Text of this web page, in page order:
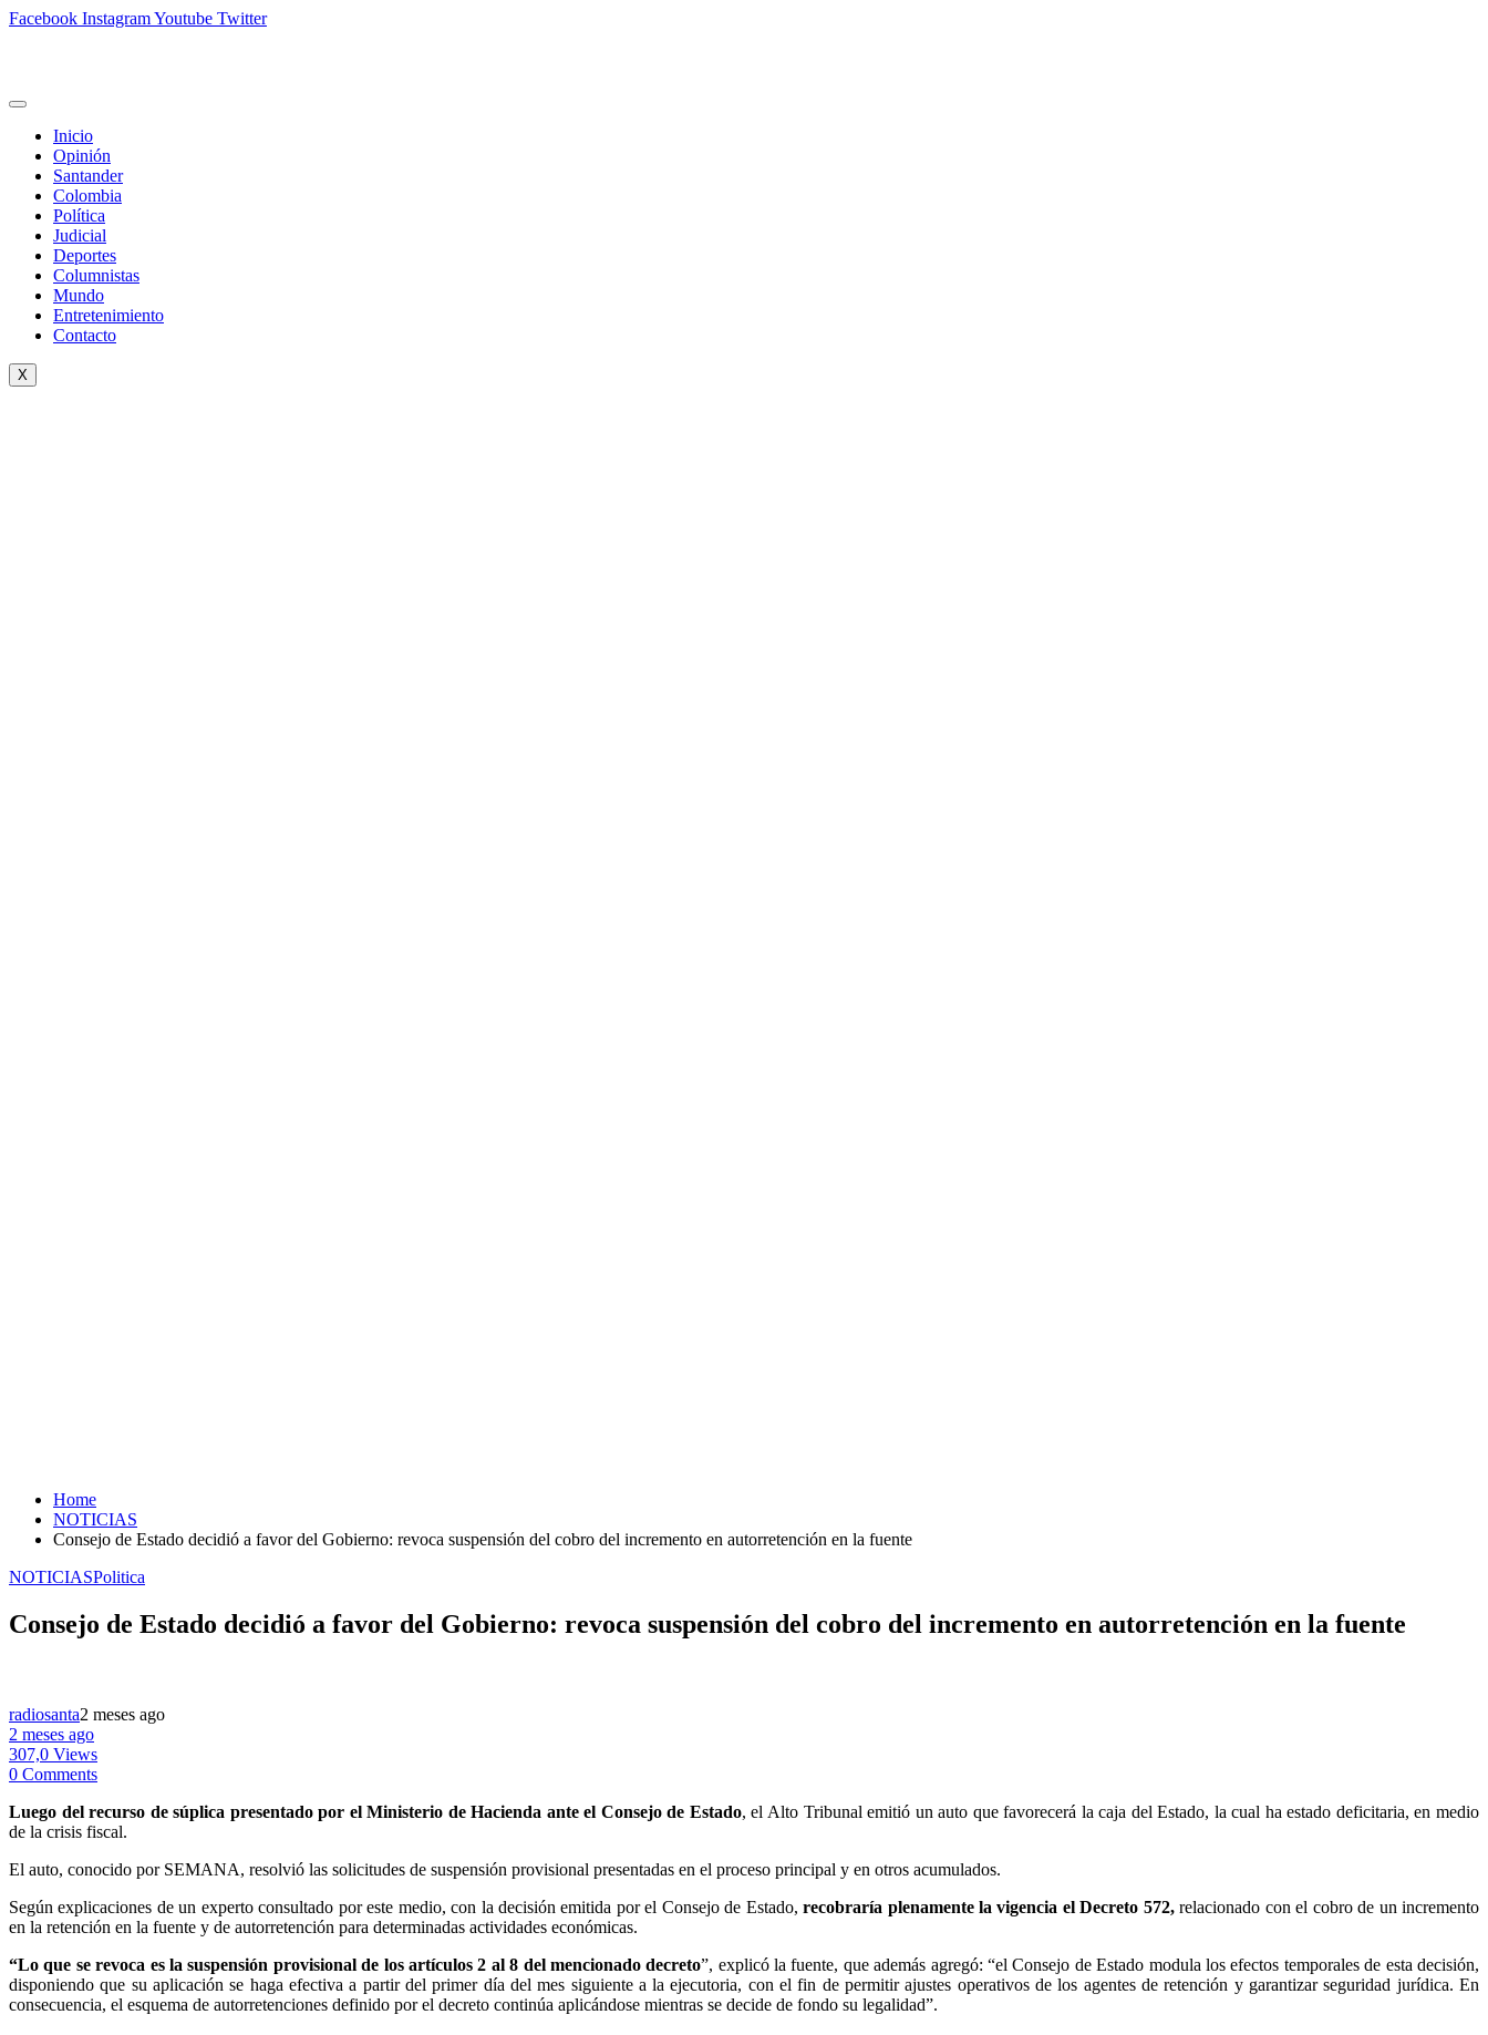
Facebook InstagramYoutube Twitter
Inicio
Opinión
Santander
Colombia
Política
Judicial
Deportes
Columnistas
Mundo
Entretenimiento
Contacto
X
Home
NOTICIAS
Consejo de Estado decidió a favor del Gobierno: revoca suspensión del cobro del incremento en autorretención en la fuente
NOTICIASPolitica
Consejo de Estado decidió a favor del Gobierno: revoca suspensión del cobro del incremento en autorretención en la fuente
radiosanta2 meses ago
2 meses ago
307,0 Views
0 Comments
Luego del recurso de súplica presentado por el Ministerio de Hacienda ante el Consejo de Estado, el Alto Tribunal emitió un auto que favorecerá la caja del Estado, la cual ha estado deficitaria, en medio
de la crisis fiscal.
El auto, conocido por SEMANA, resolvió las solicitudes de suspensión provisional presentadas en el proceso principal y en otros acumulados.
Según explicaciones de un experto consultado por este medio, con la decisión emitida por el Consejo de Estado,recobraría plenamente la vigencia el Decreto 572,relacionado con el cobro de un incremento
en la retención en la fuente y de autorretención para determinadas actividades económicas.
“Lo que se revoca es la suspensión provisional de los artículos 2 al 8 del mencionado decreto”, explicó la fuente, que además agregó: “el Consejo de Estado modula los efectos temporales de esta decisión,
disponiendo que su aplicación se haga efectiva a partir del primer día del mes siguiente a la ejecutoria, con el fin de permitir ajustes operativos de los agentes de retención y garantizar seguridad jurídica. En
consecuencia, el esquema de autorretenciones definido por el decreto continúa aplicándose mientras se decide de fondo su legalidad”.